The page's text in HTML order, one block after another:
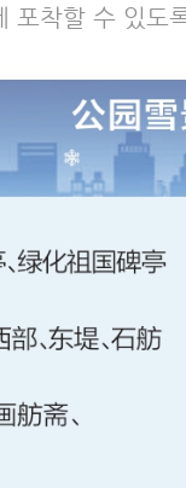
포착할 수 있도